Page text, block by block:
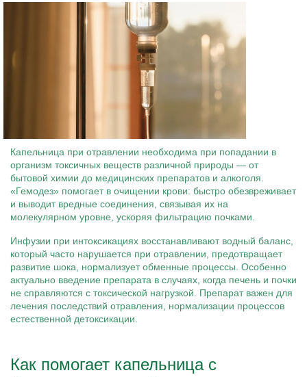
Капельница при отравлении необходима при попадании в
организм токсичных веществ различной природы — от
бытовой химии до медицинских препаратов и алкоголя.
«Гемодез» помогает в очищении крови: быстро обезвреживает
и выводит вредные соединения, связывая их на
молекулярном уровне, ускоряя фильтрацию почками.
Инфузии при интоксикациях восстанавливают водный баланс,
который часто нарушается при отравлении, предотвращает
развитие шока, нормализует обменные процессы. Особенно
актуально введение препарата в случаях, когда печень и почки
не справляются с токсической нагрузкой. Препарат важен для
лечения последствий отравления, нормализации процессов
естественной детоксикации.
Как помогает капельница с